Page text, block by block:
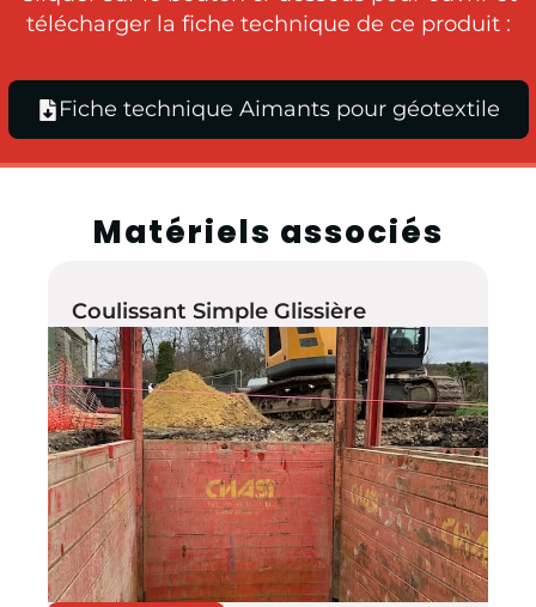
télécharger la fiche technique de ce produit :​
Fiche technique Aimants pour géotextile
Matériels associés
Coulissant Simple Glissière